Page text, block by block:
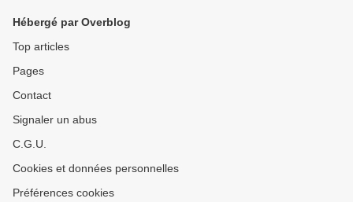
Hébergé par Overblog
Top articles
Pages
Contact
Signaler un abus
C.G.U.
Cookies et données personnelles
Préférences cookies